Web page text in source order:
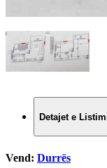
Detajet e
Vend: Durrës